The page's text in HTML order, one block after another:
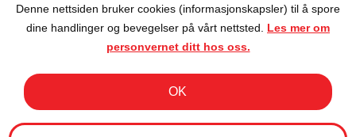
Denne nettsiden bruker cookies (informasjonskapsler) til å spore
dine handlinger og bevegelser på vårt nettsted.
Les mer om
personvernet ditt hos oss.
OK